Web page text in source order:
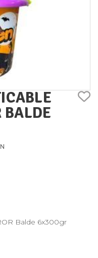
BALDE
Balde 6x300gr